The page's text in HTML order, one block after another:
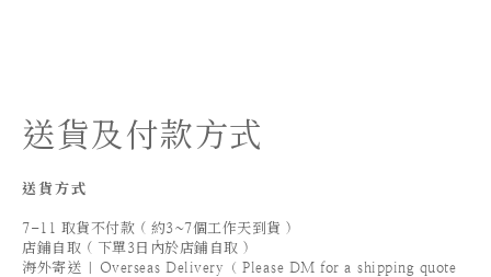
送貨及付款方式
送貨方式
7-11 取貨不付款 ( 約3~7個工作天到貨 )
店鋪自取 ( 下單3日內於店鋪自取 )
海外寄送 | Overseas Delivery（ Please DM for a shipping quote